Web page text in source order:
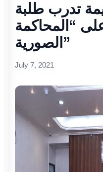
تدرب طلبة
“المحاكمة
الصورية”
July 7, 2021